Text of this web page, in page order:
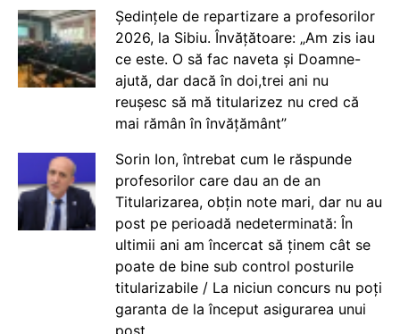
Ședințele de repartizare a profesorilor
2026, la Sibiu. Învățătoare: „Am zis iau
ce este. O să fac naveta și Doamne-
ajută, dar dacă în doi,trei ani nu
reușesc să mă titularizez nu cred că
mai rămân în învățământ”
Sorin Ion, întrebat cum le răspunde
profesorilor care dau an de an
Titularizarea, obțin note mari, dar nu au
post pe perioadă nedeterminată: În
ultimii ani am încercat să ținem cât se
poate de bine sub control posturile
titularizabile / La niciun concurs nu poți
garanta de la început asigurarea unui
post